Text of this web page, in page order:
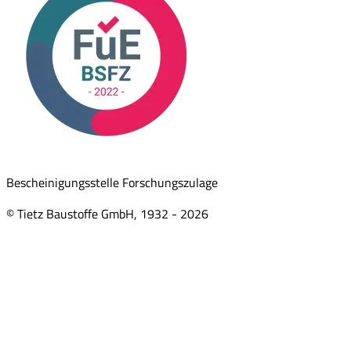
Bescheinigungsstelle Forschungszulage
© Tietz Baustoffe GmbH, 1932 - 2026